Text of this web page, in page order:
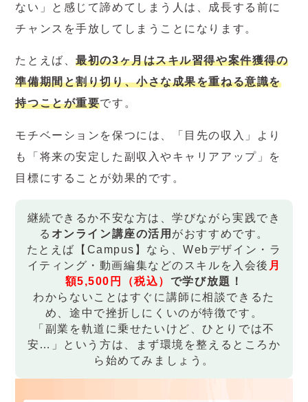
ない」と感じて諦めてしまう人は、成長する前に
チャンスを手放してしまうことになります。
たとえば、最初の3ヶ月はスキル習得や案件獲得の
準備期間と割り切り、小さな成果を重ねる意識を
持つことが重要です。
モチベーションを保つには、「目先の収入」より
も「将来の安定した副収入やキャリアアップ」を
目標にすることが効果的です。
継続できるか不安な方は、学びながら実践でき
る オンライン講座の活用 がおすすめです。
たとえば【Campus】なら、Webデザイン・ラ
イティング・動画編集などのスキルを入会後 月
額5,500円（税込） で学び放題！
わからないことはすぐに講師に相談できるた
め、途中で挫折しにくいのが特徴です。
「副業を軌道に乗せたいけど、ひとりでは不
安…」という方は、まず環境を整えるところか
ら始めてみましょう。